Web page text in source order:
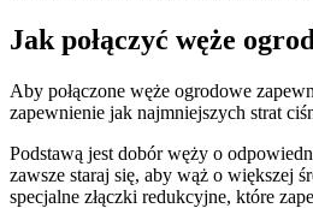
Jak połączyć węże
Aby połączone węże ogrodowe
zapewnienie jak najmniejszych strat
Podstawą jest dobór węży o
zawsze staraj się, aby wąż o większej
specjalne złączki redukcyjne, które